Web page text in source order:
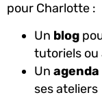
pour Charlotte :
Un blog
tutoriels
Un agenda
ses ateliers